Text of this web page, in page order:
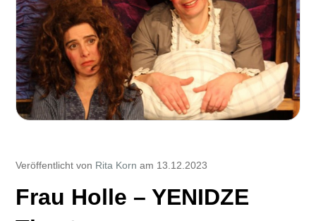
Veröffentlicht von Rita Korn am 13.12.2023
Frau Holle – YENIDZE